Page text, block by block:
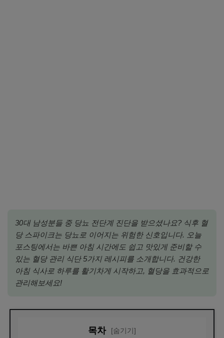
30대 남성분들 중 당뇨 전단계 진단을 받으셨나요? 식후 혈
당 스파이크는 당뇨로 이어지는 위험한 신호입니다. 오늘
포스팅에서는 바쁜 아침 시간에도 쉽고 맛있게 준비할 수
있는 혈당 관리 식단 5가지 레시피를 소개합니다. 건강한
아침 식사로 하루를 활기차게 시작하고, 혈당을 효과적으로
관리해보세요!
목차 [숨기기]